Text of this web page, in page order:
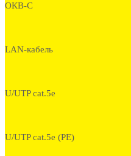
ОКВ-С
LAN-кабель
U/UTP cat.5e
U/UTP cat.5e (PE)